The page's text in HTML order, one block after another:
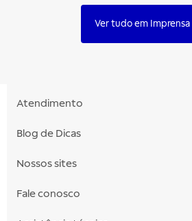
Ver tudo em Imprensa
Atendimento
Blog de Dicas
Nossos sites
Fale conosco